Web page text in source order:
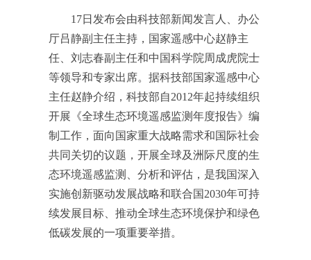
17日发布会由科技部新闻发言人、办公
厅吕静副主任主持，国家遥感中心赵静主
任、刘志春副主任和中国科学院周成虎院士
等领导和专家出席。据科技部国家遥感中心
主任赵静介绍，科技部自2012年起持续组织
开展《全球生态环境遥感监测年度报告》编
制工作，面向国家重大战略需求和国际社会
共同关切的议题，开展全球及洲际尺度的生
态环境遥感监测、分析和评估，是我国深入
实施创新驱动发展战略和联合国2030年可持
续发展目标、推动全球生态环境保护和绿色
低碳发展的一项重要举措。